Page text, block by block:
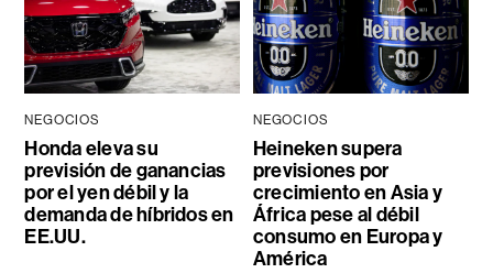
NEGOCIOS
Honda eleva su
previsión de ganancias
por el yen débil y la
demanda de híbridos en
EE.UU.
NEGOCIOS
Heineken supera
previsiones por
crecimiento en Asia y
África pese al débil
consumo en Europa y
América